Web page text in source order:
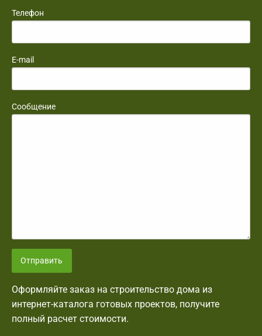
Телефон
E-mail
Сообщение
Отправить
Оформляйте заказ на строительство дома из
интернет-каталога готовых проектов, получите
полный расчет стоимости.